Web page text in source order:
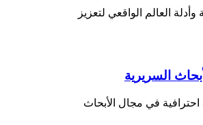
العالم الواقعي لتعزيز
السريرية
احترافية في مجال الأبحاث